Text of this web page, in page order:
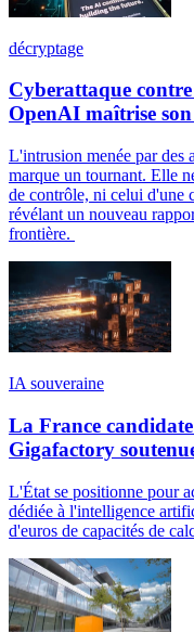
décryptage
Cyberattaque
OpenAI maîtrise
L'intrusion menée par
marque un tournant. Elle
de contrôle, ni celui d'une
révélant un nouveau
frontière.
IA souveraine
La France
Gigafactory
L'État se positionne pour
dédiée à l'intelligence
d'euros de capacités de